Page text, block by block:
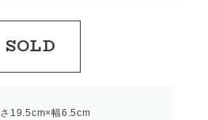
SOLD
19.5cm×幅6.5cm